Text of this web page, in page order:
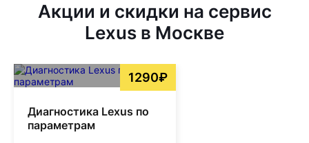
Акции и скидки на сервис
Lexus в Москве
1290₽
Диагностика Lexus по
параметрам